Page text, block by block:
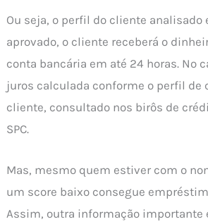
Ou seja, o perfil do cliente analisado
aprovado, o cliente receberá o
conta bancária em até 24 horas. No
juros calculada conforme o perfil de
cliente, consultado nos birôs de
SPC.
Mas, mesmo quem estiver com o
um score baixo consegue
Assim, outra informação importante